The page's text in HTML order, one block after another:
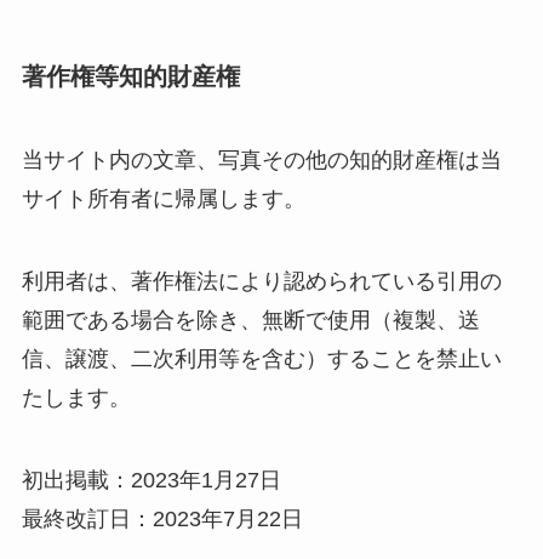
著作権等知的財産権
当サイト内の文章、写真その他の知的財産権は当
サイト所有者に帰属します。
利用者は、著作権法により認められている引用の
範囲である場合を除き、無断で使用（複製、送
信、譲渡、二次利用等を含む）することを禁止い
たします。
初出掲載：2023年1月27日
最終改訂日：2023年7月22日